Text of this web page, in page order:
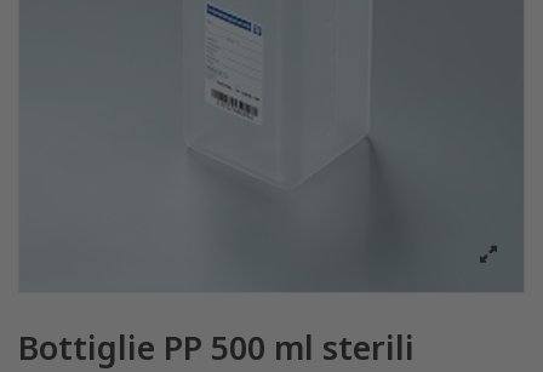
Bottiglie PP 500 ml sterili